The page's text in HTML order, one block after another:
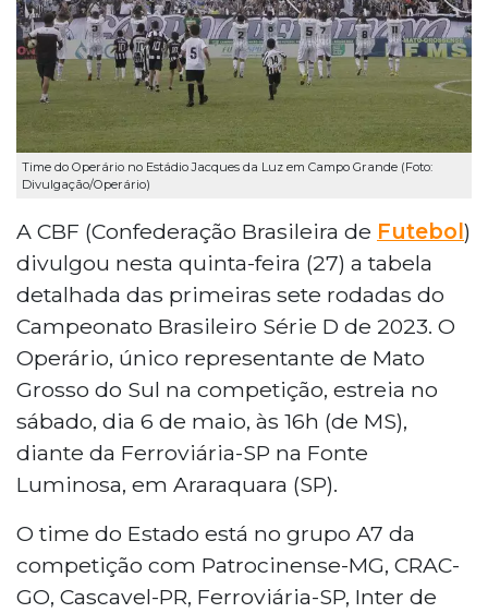
Time do Operário no Estádio Jacques da Luz em Campo Grande (Foto:
Divulgação/Operário)
A CBF (Confederação Brasileira de Futebol)
divulgou nesta quinta-feira (27) a tabela
detalhada das primeiras sete rodadas do
Campeonato Brasileiro Série D de 2023. O
Operário, único representante de Mato
Grosso do Sul na competição, estreia no
sábado, dia 6 de maio, às 16h (de MS),
diante da Ferroviária-SP na Fonte
Luminosa, em Araraquara (SP).
O time do Estado está no grupo A7 da
competição com Patrocinense-MG, CRAC-
GO, Cascavel-PR, Ferroviária-SP, Inter de